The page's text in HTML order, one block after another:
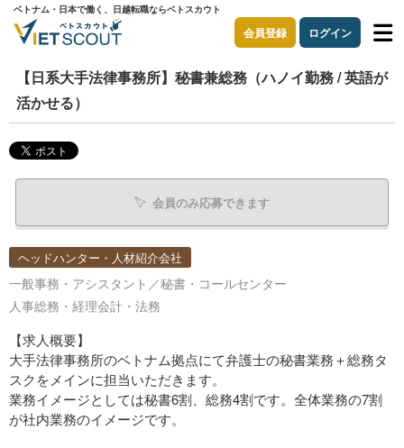
ベトナム・日本で働く、日越転職ならベトスカウト
会員登録 ログイン
【日系大手法律事務所】秘書兼総務（ハノイ勤務 / 英語が
活かせる）
会員のみ応募できます
ヘッドハンター・人材紹介会社
一般事務・アシスタント／秘書・コールセンター
人事総務・経理会計・法務
【求人概要】
大手法律事務所のベトナム拠点にて弁護士の秘書業務＋総務タ
スクをメインに担当いただきます。
業務イメージとしては秘書6割、総務4割です。全体業務の7割
が社内業務のイメージです。